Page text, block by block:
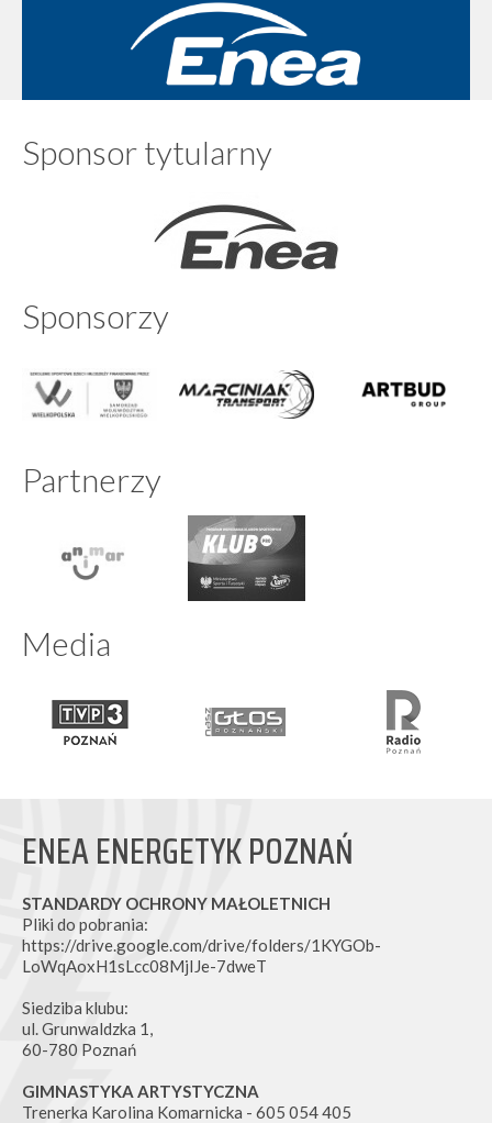
Sponsor tytularny
Sponsorzy
Partnerzy
Media
ENEA ENERGETYK POZNAŃ
STANDARDY OCHRONY MAŁOLETNICH
Pliki do pobrania:
https://drive.google.com/drive/folders/1KYGOb-
LoWqAoxH1sLcc08MjIJe-7dweT
Siedziba klubu:
ul. Grunwaldzka 1,
60-780 Poznań
GIMNASTYKA ARTYSTYCZNA
Trenerka Karolina Komarnicka - 605 054 405